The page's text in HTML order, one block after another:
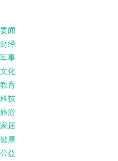
要闻
财经
军事
文化
教育
科技
旅游
家居
健康
公益